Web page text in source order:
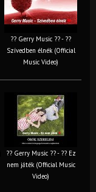
?? Gerry Music ?? - ??
Szívedben élnék (Official
Music Video)
?? Gerry Music ?? - ?? Ez
nem játék (Official Music
Video)